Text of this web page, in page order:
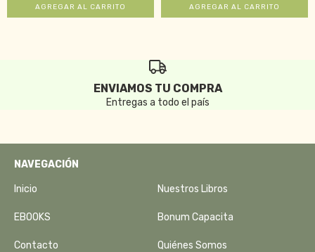
ENVIAMOS TU COMPRA
Entregas a todo el país
NAVEGACIÓN
Inicio Nuestros Libros
EBOOKS Bonum Capacita
Contacto Quiénes Somos